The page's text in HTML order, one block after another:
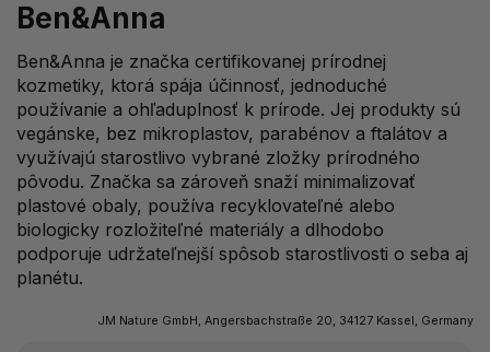
Ben&Anna
Ben&Anna je značka certifikovanej prírodnej
kozmetiky, ktorá spája účinnosť, jednoduché
používanie a ohľaduplnosť k prírode. Jej produkty sú
vegánske, bez mikroplastov, parabénov a ftalátov a
využívajú starostlivo vybrané zložky prírodného
pôvodu. Značka sa zároveň snaží minimalizovať
plastové obaly, používa recyklovateľné alebo
biologicky rozložiteľné materiály a dlhodobo
podporuje udržateľnejší spôsob starostlivosti o seba aj
planétu.
JM Nature GmbH, Angersbachstraße 20, 34127 Kassel, Germany